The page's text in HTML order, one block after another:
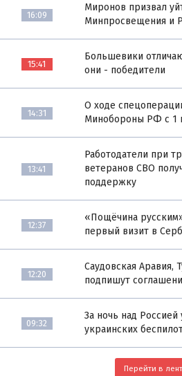
16:09
Миронов призвал
Минпросвещения и
15:41
Большевики
они - победители
14:31
О ходе
Минобороны РФ с 1
13:41
Работодатели при
ветеранов СВО
поддержку
12:37
«Пощёчина
первый визит в
12:20
Саудовская Аравия,
подпишут
09:32
За ночь над Россией
украинских
Перейти в